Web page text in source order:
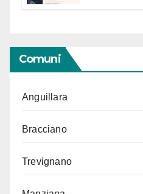
Comuni
Anguillara
Bracciano
Trevignano